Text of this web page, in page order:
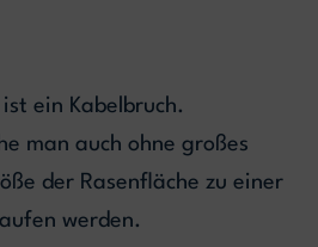
ein Kabelbruch.
man auch ohne großes
der Rasenfläche zu einer
werden.